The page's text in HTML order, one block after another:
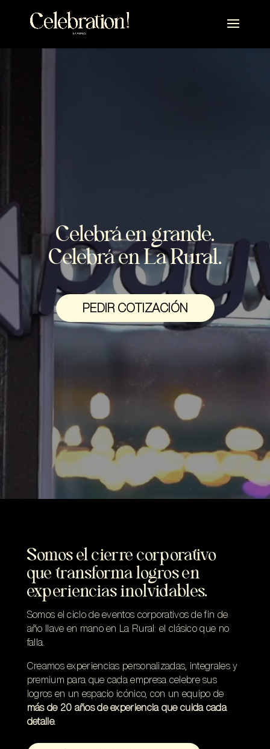
Celebrá en grande.
Celebrá en La Rural.
PEDIR COTIZACIÓN
Somos el cierre corporativo
que transforma logros en
experiencias inolvidables.
Somos el ciclo de eventos corporativos de fin de
año llave en mano en La Rural: el clásico que no
falla.
Creamos experiencias personalizadas, integrales y
premium para que cada empresa celebre sus
logros en un espacio icónico, con un equipo de
más de 20 años de experiencia que cuida cada
detalle.